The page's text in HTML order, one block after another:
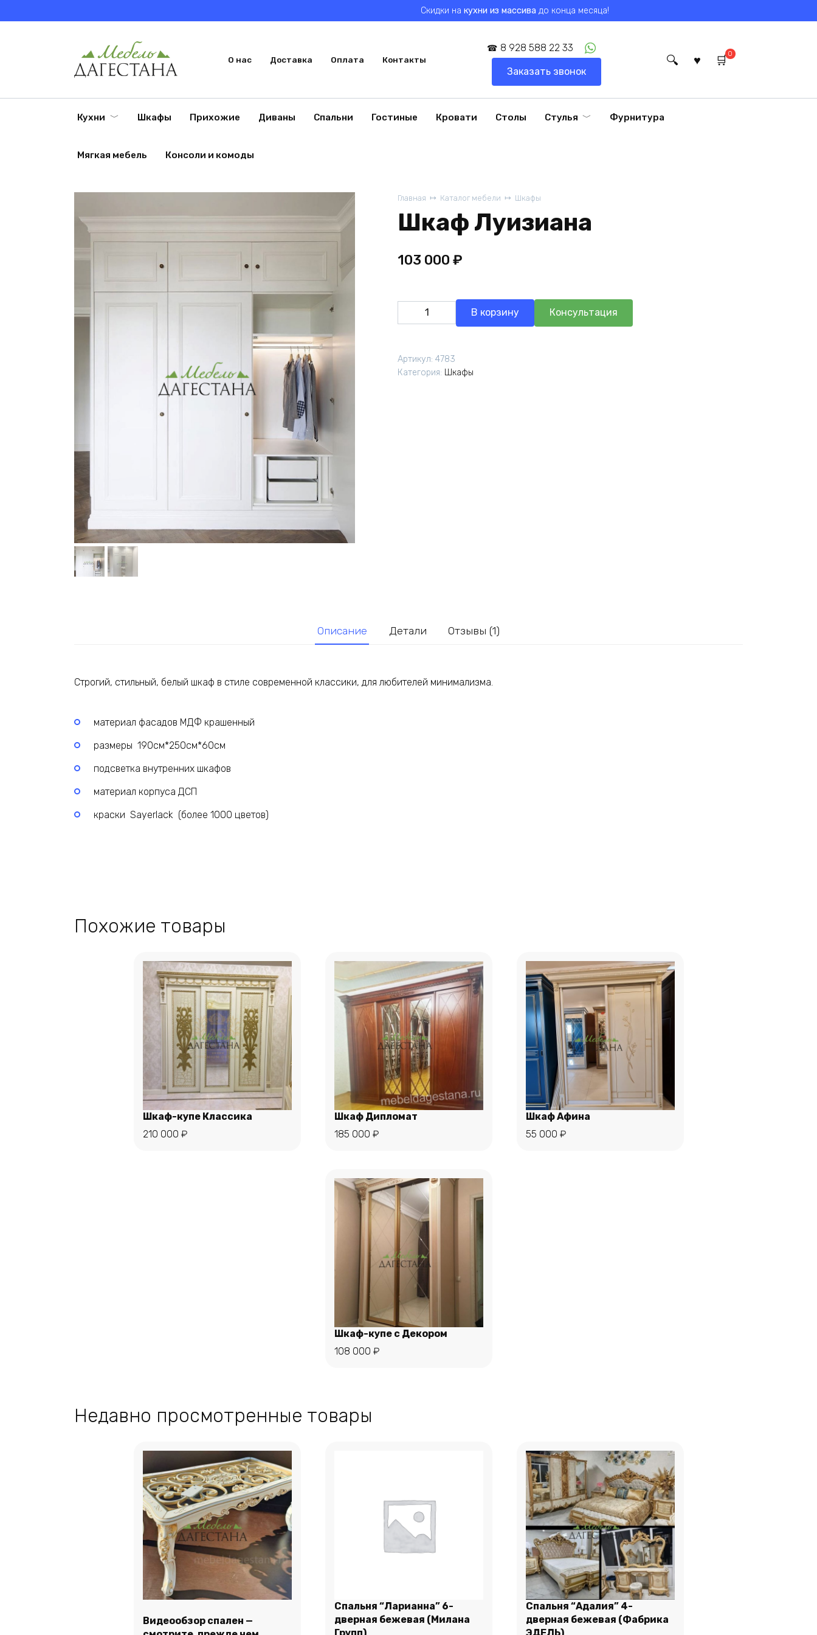
к
Скидки на кухни из массива до конца месяца!
О нас Доставка Оплата Контакты
8 928 588 22 33
Заказать звонок
0
Кухни Шкафы Прихожие Диваны Спальни Гостиные Кровати Столы Стулья Фурнитура
Мягкая мебель Консоли и комоды
Главная Каталог мебели Шкафы
Шкаф Луизиана
103 000 ₽
Количество
товара
В корзину Консультация
Артикул: 4783
Категория: Шкафы
Описание Детали Отзывы (1)
Строгий, стильный, белый шкаф в стиле современной классики, для любителей минимализма.
материал фасадов МДФ крашенный
размеры 190см*250см*60см
подсветка внутренних шкафов
материал корпуса ДСП
краски Sayerlack (более 1000 цветов)
Похожие товары
Шкаф-купе Классика
210 000 ₽
Шкаф Дипломат
185 000 ₽
Шкаф Афина
55 000 ₽
Шкаф-купе с Декором
108 000 ₽
Недавно просмотренные товары
Видеообзор спален —
Спальня “Ларианна” 6-
дверная бежевая (Милана
Групп)
Спальня “Адалия” 4-
дверная бежевая (Фабрика
ЭДЕЛЬ)